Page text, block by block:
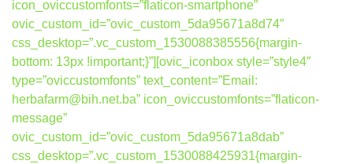
icon_oviccustomfonts=”flaticon-smartphone”
ovic_custom_id=”ovic_custom_5da95671a8d74″
css_desktop=”.vc_custom_1530088385556{margin-
bottom: 13px !important;}”][ovic_iconbox style=”style4″
type=”oviccustomfonts” text_content=”Email:
herbafarm@bih.net.ba” icon_oviccustomfonts=”flaticon-
message”
ovic_custom_id=”ovic_custom_5da95671a8dab”
css_desktop=”.vc_custom_1530088425931{margin-